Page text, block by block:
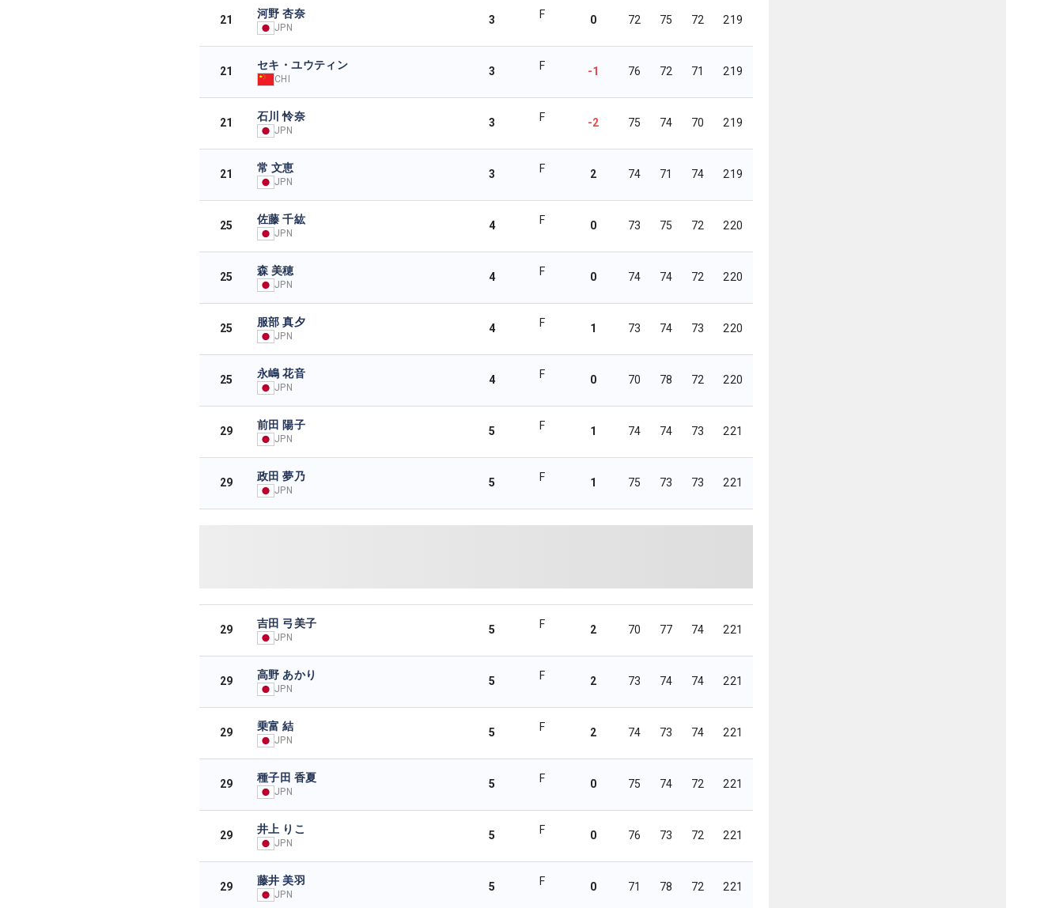
21 河野 杏奈
JPN
3 F 0 72 75 72 219
21 セキ・ユウティン
CHI
3 F -1 76 72 71 219
21 石川 怜奈
JPN
3 F -2 75 74 70 219
21 常 文恵
JPN
3 F 2 74 71 74 219
25 佐藤 千紘
JPN
4 F 0 73 75 72 220
25 森 美穂
JPN
4 F 0 74 74 72 220
25 服部 真夕
JPN
4 F 1 73 74 73 220
25 永嶋 花音
JPN
4 F 0 70 78 72 220
29 前田 陽子
JPN
5 F 1 74 74 73 221
29 政田 夢乃
JPN
5 F 1 75 73 73 221
29 吉田 弓美子
JPN
5 F 2 70 77 74 221
29 高野 あかり
JPN
5 F 2 73 74 74 221
29 乗富 結
JPN
5 F 2 74 73 74 221
29 種子田 香夏
JPN
5 F 0 75 74 72 221
29 井上 りこ
JPN
5 F 0 76 73 72 221
29 藤井 美羽
JPN
5 F 0 71 78 72 221